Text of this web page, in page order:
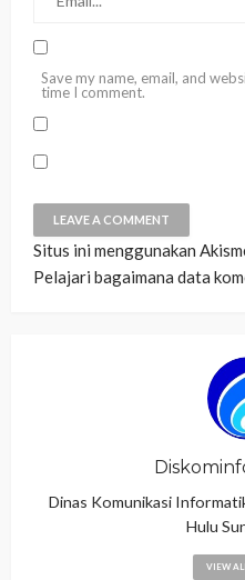
Save my name, email, and
time I comment.
Situs ini menggunakan
Pelajari bagaimana data
Dinas Komunikasi
Hulu
VIEW